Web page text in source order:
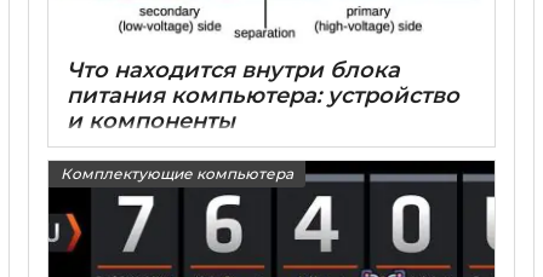
Что находится внутри блока
питания компьютера: устройство
и компоненты
Комплектующие компьютера